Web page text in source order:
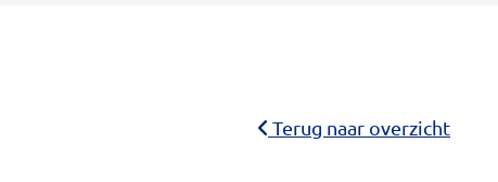
Terug naar overzicht